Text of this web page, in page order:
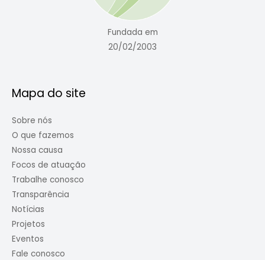
Fundada em
20/02/2003
Mapa do site
Sobre nós
O que fazemos
Nossa causa
Focos de atuação
Trabalhe conosco
Transparência
Notícias
Projetos
Eventos
Fale conosco